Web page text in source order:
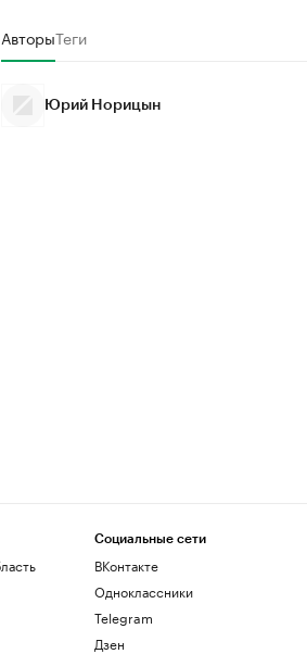
АвторыТеги
Юрий Норицын
Социальные сети
ВКонтакте
Одноклассники
Telegram
Дзен